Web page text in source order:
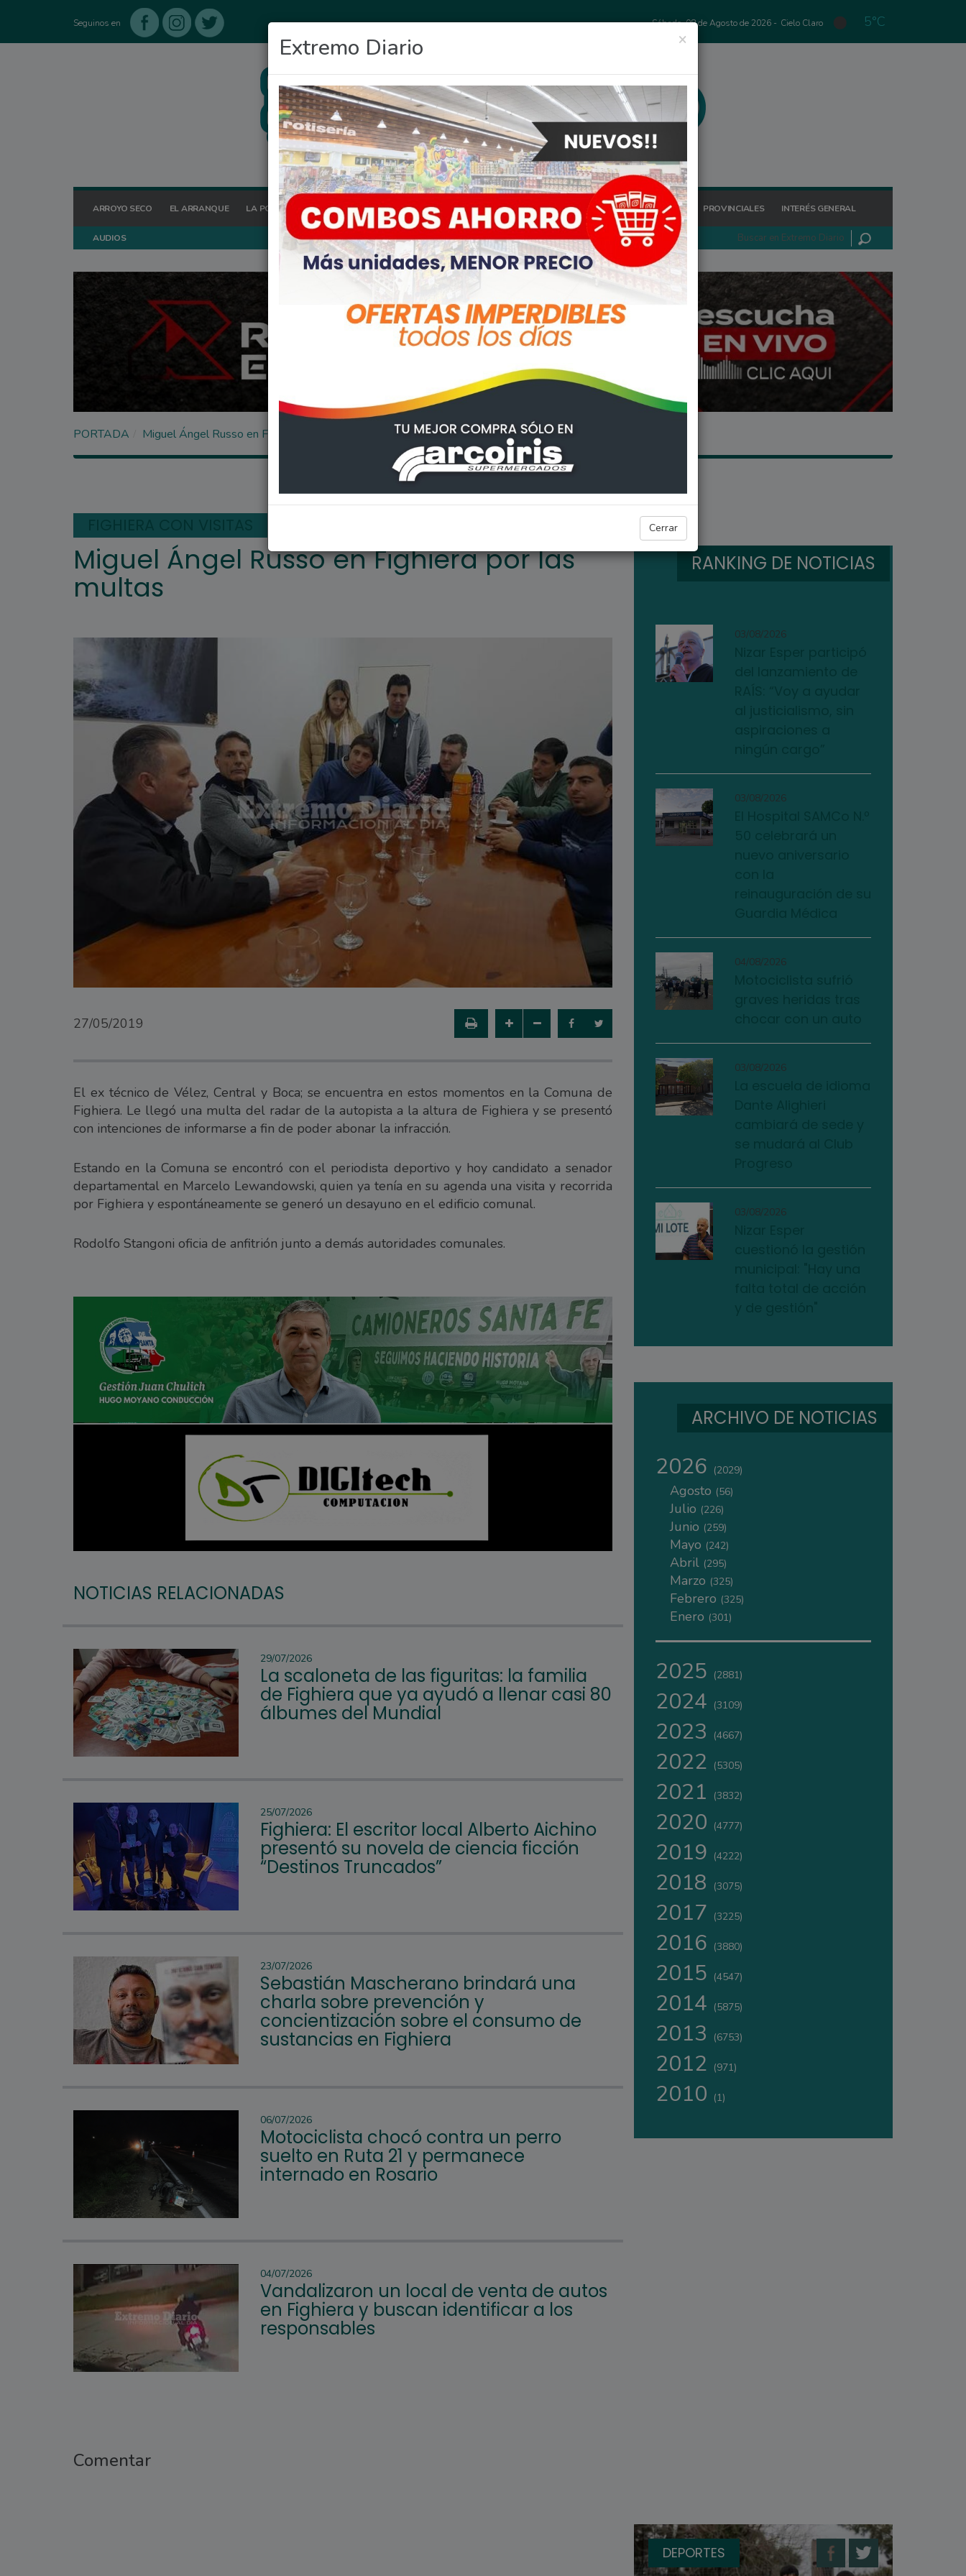
Seguinos en Sábado, 08 de Agosto de 2026 - Cielo Claro 5°C
ARROYO SECO EL ARRANQUE LA POSTA HOY OCIO DEPORTES FIGHIERA GENERAL LAGOS POLICIALES REGIONALES PROVINCIALES INTERÉS GENERAL
AUDIOS
×
Extremo Diario
Cerrar
PORTADA Miguel Ángel Russo en Fighiera por las multas
FIGHIERA
Miguel Ángel Russo en Fighiera por las
multas
27/05/2019
El ex técnico de Vélez, Central y Boca; se encuentra en estos momentos en la Comuna de
Fighiera. Le llegó una multa del radar de la autopista a la altura de Fighiera y se presentó
con intenciones de informarse a fin de poder abonar la infracción.
Estando en la Comuna se encontró con el periodista deportivo y hoy candidato a senador
departamental en Marcelo Lewandowski, quien ya tenía en su agenda una visita y recorrida
por Fighiera y espontáneamente se generó un desayuno en el edificio comunal.
Rodolfo Stangoni oficia de anfitrión junto a demás autoridades comunales.
NOTICIAS RELACIONADAS
29/07/2026
La scaloneta de las figuritas: la familia
de Fighiera que ya ayudó a llenar casi 80
álbumes del Mundial
25/07/2026
Fighiera: El escritor local Alberto Aichino
presentó su novela de ciencia ficción
“Destinos Truncados”
23/07/2026
Sebastián Mascherano brindará una
charla sobre prevención y
concientización sobre el consumo de
sustancias en Fighiera
06/07/2026
Motociclista chocó contra un perro
suelto en Ruta 21 y permanece
internado en Rosario
04/07/2026
Vandalizaron un local de venta de autos
en Fighiera y buscan identificar a los
responsables
Comentar
RANKING DE NOTICIAS
03/08/2026
03/08/2026
04/08/2026
03/08/2026
03/08/2026
ARCHIVO DE NOTICIAS
2026 (2029)
Agosto (56)
Julio (226)
Junio (259)
Mayo (242)
Abril (295)
Marzo (325)
Febrero (325)
Enero (301)
2025 (2881)
2024 (3109)
2023 (4667)
2022 (5305)
2021 (3832)
2020 (4777)
2019 (4222)
2018 (3075)
2017 (3225)
2016 (3880)
2015 (4547)
2014 (5875)
2013 (6753)
2012 (971)
2010 (1)
DEPORTES